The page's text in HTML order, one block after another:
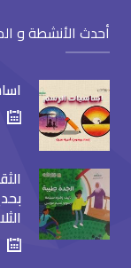
أحدث الأنشطة و